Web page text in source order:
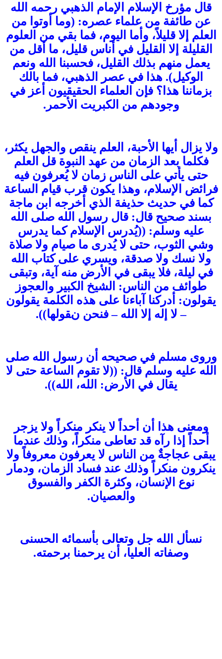
قال مؤرخ الإسلام الإمام الذهبي رحمه الله
عن طائفة من علماء عصره: (وما أوتوا من
العلم إلا قليلاً، وأما اليوم، فما بقي من العلوم
القليلة إلا القليل في أناس قليل، ما أقل من
يعمل منهم بذلك القليل، فحسبنا الله ونعم
الوكيل). هذا في عصر الذهبي، فما بالك
بزماننا هذا؟ فإن العلماء الحقيقيون أعز في
وجودهم من الكبريت الأحمر.
ولا يزال أيها الأحبة، العلم ينقص والجهل يكثر،
فكلما بعد الزمان من عهد النبوة قل العلم
حتى يأتي على الناس زمان لا يُعرفون فيه
فرائض الإسلام، وهذا يكون قرب قيام الساعة
كما في حديث حذيفة الذي أخرجه ابن ماجة
بسند صحيح قال: قال رسول الله صلى الله
عليه وسلم: ((يُدرس الإسلام كما يدرس
وشي الثوب، حتى لا يُدرى ما صيام ولا صلاة
ولا نسك ولا صدقة، ويسري على كتاب الله
في ليلة، فلا يبقى في الأرض منه آية، وتبقى
طوائف من الناس: الشيخ الكبير والعجوز
يقولون: أدركنا آباءنا على هذه الكلمة يقولون
– لا إله إلا الله – فنحن نقولها)).
وروى مسلم في صحيحه أن رسول الله صلى
الله عليه وسلم قال: ((لا تقوم الساعة حتى لا
يقال في الأرض: الله، الله)).
ومعنى هذا أن أحداً لا ينكر منكراً ولا يزجر
أحداً إذا رآه قد تعاطى منكراً، وذلك عندما
يبقى عجاجةٌ من الناس لا يعرفون معروفاً ولا
ينكرون منكراً وذلك عند فساد الزمان، ودمار
نوع الإنسان، وكثرة الكفر والفسوق
والعصيان.
نسأل الله جل وتعالى بأسمائه الحسنى
وصفاته العليا، أن يرحمنا برحمته.